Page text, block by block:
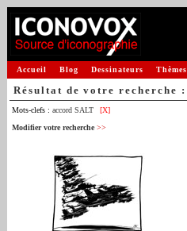
Accueil Blog Dessinateurs Thèmes
Résultat de votre recherche :
Mots-clefs : accord SALT
[X]
Modifier votre recherche >>